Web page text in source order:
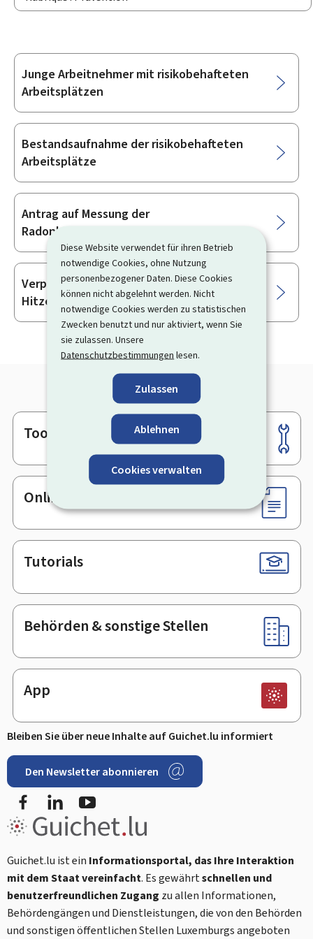
Diese Website verwendet für ihren Betrieb
notwendige Cookies, ohne Nutzung
personenbezogener Daten. Diese Cookies
können nicht abgelehnt werden. Nicht
notwendige Cookies werden zu statistischen
Zwecken benutzt und nur aktiviert, wenn Sie
sie zulassen. Unsere
Datenschutzbestimmungen lesen.
Zulassen
Ablehnen
Cookies verwalten
Unterrubriken
Junge Arbeitnehmer mit risikobehafteten
Arbeitsplätzen
Bestandsaufnahme der risikobehafteten
Arbeitsplätze
Antrag auf Messung der
Radonkonzentration am Arbeitsort
Verpflichtung der Arbeitgeber bei
Hitzewellen
Footer
Tools
Online-Dienste & Formulare
Tutorials
Behörden & sonstige Stellen
App
Bleiben Sie über neue Inhalte auf Guichet.lu informiert
Den Newsletter abonnieren
FacebookLinkedIn
Guichet.lu ist ein Informationsportal, das Ihre Interaktion
mit dem Staat vereinfacht. Es gewährtschnellen und
benutzerfreundlichen Zugang zu allen Informationen,
Behördengängen und Dienstleistungen, die von den Behörden
und sonstigen öffentlichen Stellen Luxemburgs angeboten